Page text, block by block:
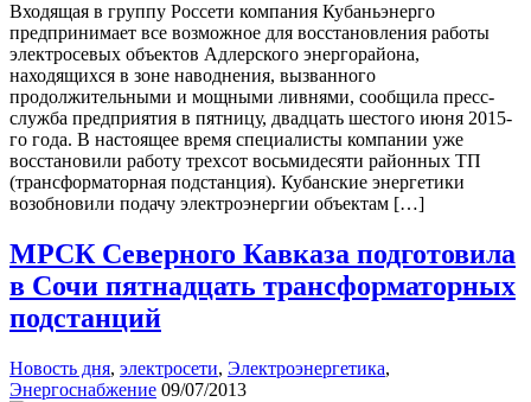
Входящая в группу Россети компания Кубаньэнерго
предпринимает все возможное для восстановления работы
электросевых объектов Адлерского энергорайона,
находящихся в зоне наводнения, вызванного
продолжительными и мощными ливнями, сообщила пресс-
служба предприятия в пятницу, двадцать шестого июня 2015-
го года. В настоящее время специалисты компании уже
восстановили работу трехсот восьмидесяти районных ТП
(трансформаторная подстанция). Кубанские энергетики
возобновили подачу электроэнергии объектам […]
МРСК Северного Кавказа подготовила
в Сочи пятнадцать трансформаторных
подстанций
Новость дня, электросети, Электроэнергетика,
Энергоснабжение 09/07/2013